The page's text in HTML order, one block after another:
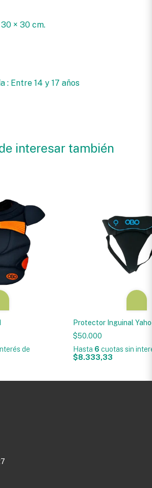
× 30 cm.
: Entre 14 y 17 años
interesar también
de
Protector Inguinal
$50.000
Hasta 6 cuotas sin
$8.333,33